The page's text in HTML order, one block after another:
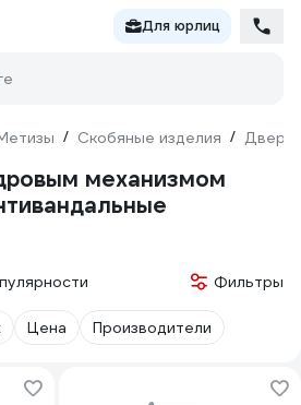
Для юрлиц
/ Скобяные изделия /
механизмом
Фильтры
Цена Производители